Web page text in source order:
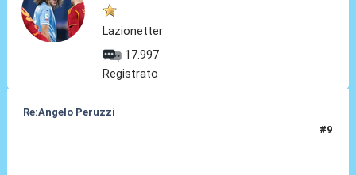
Lazionetter
17.997
Registrato
Re:Angelo Peruzzi
#9